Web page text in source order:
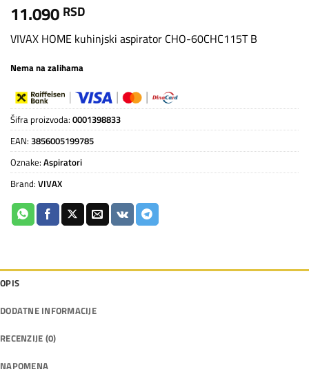
11.090 RSD
VIVAX HOME kuhinjski aspirator CHO-60CHC115T B
Nema na zalihama
Šifra proizvoda: 0001398833
EAN: 3856005199785
Oznake: Aspiratori
Brand: VIVAX
OPIS
DODATNE INFORMACIJE
RECENZIJE (0)
NAPOMENA